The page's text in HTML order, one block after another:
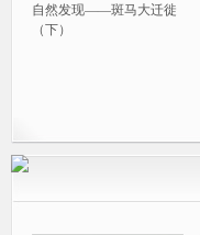
自然发现——斑马大迁徙
（下）